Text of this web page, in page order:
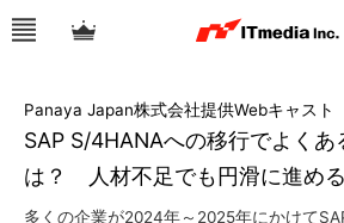
SAP S/4HANAへの移行でよくあ
は？ 人材不足でも円滑に進め
Panaya Japan株式会社提供Webキャスト
多くの企業が2024年～2025年にかけて